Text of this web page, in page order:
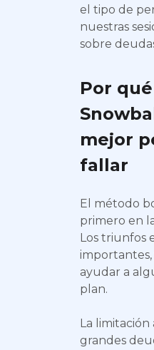
el tipo de
nuestras
sobre
Por
mejor
fallar
El método
primero en
Los triunfos
ayudar a
plan.
La
grandes